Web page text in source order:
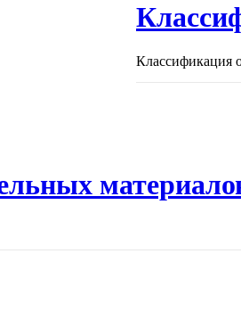
Классификация